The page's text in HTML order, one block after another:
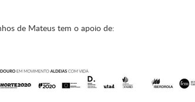
de Mateus tem o apoio de: